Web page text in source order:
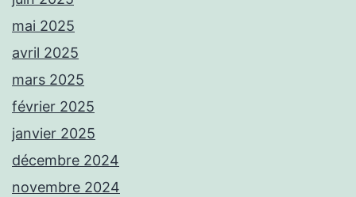
mai 2025
avril 2025
mars 2025
février 2025
janvier 2025
décembre 2024
novembre 2024